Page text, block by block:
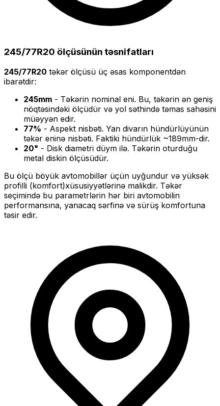
245/77R20 ölçüsünün təsnifatları
245/77R20 təkər ölçüsü üç əsas komponentdən
ibarətdir:
245mm - Təkərin nominal eni. Bu, təkərin ən geniş
nöqtəsindəki ölçüdür və yol səthində təmas sahəsini
müəyyən edir.
77% - Aspekt nisbəti. Yan divarın hündürlüyünün
təkər eninə nisbəti. Faktiki hündürlük ~189mm-dir.
20" - Disk diametri düym ilə. Təkərin oturduğu
metal diskin ölçüsüdür.
Bu ölçü böyük avtomobillər üçün uyğundur və yüksək
profilli (komfort)xüsusiyyətlərinə malikdir. Təkər
seçimində bu parametrlərin hər biri avtomobilin
performansına, yanacaq sərfinə və sürüş komfortuna
təsir edir.